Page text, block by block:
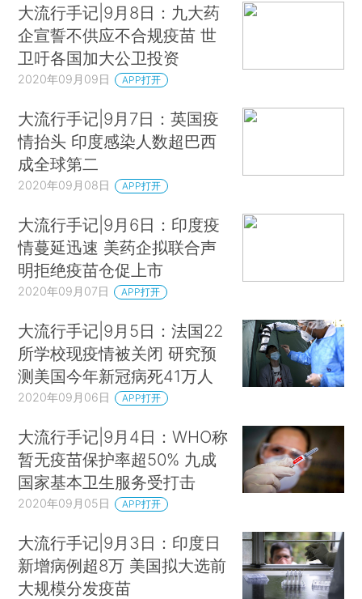
大流行手记|9月8日：九大药
企宣誓不供应不合规疫苗 世
卫吁各国加大公卫投资
2020年09月09日 APP打开
大流行手记|9月7日：英国疫
情抬头 印度感染人数超巴西
成全球第二
2020年09月08日 APP打开
大流行手记|9月6日：印度疫
情蔓延迅速 美药企拟联合声
明拒绝疫苗仓促上市
2020年09月07日 APP打开
大流行手记|9月5日：法国22
所学校现疫情被关闭 研究预
测美国今年新冠病死41万人
2020年09月06日 APP打开
大流行手记|9月4日：WHO称
暂无疫苗保护率超50% 九成
国家基本卫生服务受打击
2020年09月05日 APP打开
大流行手记|9月3日：印度日
新增病例超8万 美国拟大选前
大规模分发疫苗